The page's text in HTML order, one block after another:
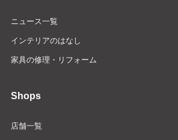
ニュース一覧
インテリアのはなし
家具の修理・リフォーム
Shops
店舗一覧